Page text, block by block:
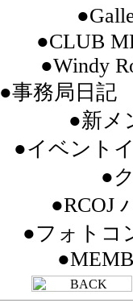
●CLUB
●Windy
●事務局日記
●新メ
●イベント
●
●RCOJ
●フォトコ